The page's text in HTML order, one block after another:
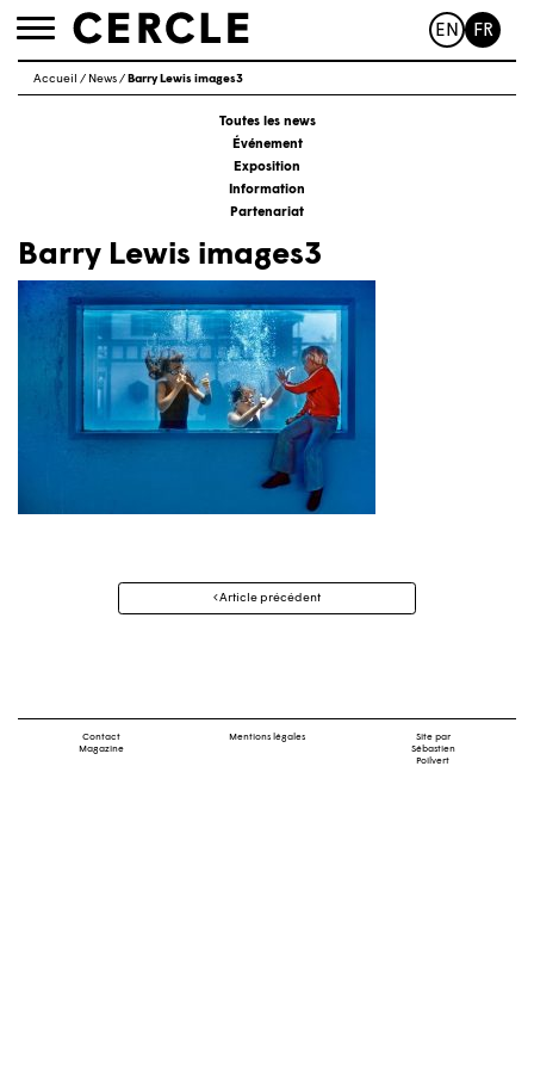
Toggle
EN FR
Accueil / News/ Barry Lewis images3
Toutes les news
Événement
Exposition
Information
Partenariat
Barry Lewis images3
Navigation
Article précédent
Contact
Magazine
Mentions légales
Site par
Sébastien
Poilvert